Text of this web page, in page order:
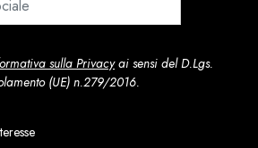
sulla Privacyai sensi del D.Lgs.
(UE) n.279/2016.